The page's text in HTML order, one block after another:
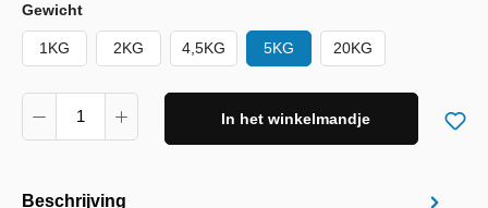
Gewicht
1KG 2KG 4,5KG 5KG 20KG
In het winkelmandje
Beschrijving